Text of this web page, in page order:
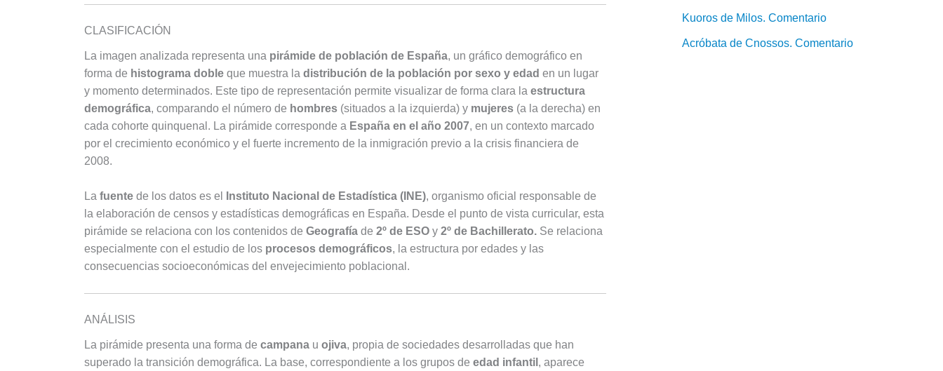
CLASIFICACIÓN
La imagen analizada representa una pirámide de población de España, un gráfico demográfico en
forma de histograma doble que muestra la distribución de la población por sexo y edad en un lugar
y momento determinados. Este tipo de representación permite visualizar de forma clara la estructura
demográfica, comparando el número de hombres (situados a la izquierda) y mujeres (a la derecha) en
cada cohorte quinquenal. La pirámide corresponde a España en el año 2007, en un contexto marcado
por el crecimiento económico y el fuerte incremento de la inmigración previo a la crisis financiera de
2008.
La fuente de los datos es el Instituto Nacional de Estadística (INE), organismo oficial responsable de
la elaboración de censos y estadísticas demográficas en España. Desde el punto de vista curricular, esta
pirámide se relaciona con los contenidos de Geografía de 2º de ESO y 2º de Bachillerato. Se relaciona
especialmente con el estudio de los procesos demográficos, la estructura por edades y las
consecuencias socioeconómicas del envejecimiento poblacional.
ANÁLISIS
La pirámide presenta una forma de campana u ojiva, propia de sociedades desarrolladas que han
superado la transición demográfica. La base, correspondiente a los grupos de edad infantil , aparece
Kuoros de Milos. Comentario
Acróbata de Cnossos. Comentario